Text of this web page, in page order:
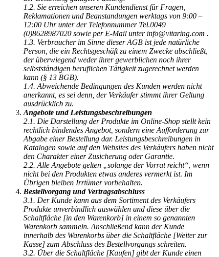
1.2. Sie erreichen unseren Kundendienst für Fragen,
Reklamationen und Beanstandungen werktags von 9:00 –
12:00 Uhr unter der Telefonnummer Tel.0049
(0)8628987020 sowie per E-Mail unter info@vitaring.com .
1.3. Verbraucher im Sinne dieser AGB ist jede natürliche
Person, die ein Rechtsgeschäft zu einem Zwecke abschließt,
der überwiegend weder ihrer gewerblichen noch ihrer
selbstständigen beruflichen Tätigkeit zugerechnet werden
kann (§ 13 BGB).
1.4. Abweichende Bedingungen des Kunden werden nicht
anerkannt, es sei denn, der Verkäufer stimmt ihrer Geltung
ausdrücklich zu.
Angebote und Leistungsbeschreibungen
2.1. Die Darstellung der Produkte im Online-Shop stellt kein
rechtlich bindendes Angebot, sondern eine Aufforderung zur
Abgabe einer Bestellung dar. Leistungsbeschreibungen in
Katalogen sowie auf den Websites des Verkäufers haben nicht
den Charakter einer Zusicherung oder Garantie.
2.2. Alle Angebote gelten „solange der Vorrat reicht“, wenn
nicht bei den Produkten etwas anderes vermerkt ist. Im
Übrigen bleiben Irrtümer vorbehalten.
Bestellvorgang und Vertragsabschluss
3.1. Der Kunde kann aus dem Sortiment des Verkäufers
Produkte unverbindlich auswählen und diese über die
Schaltfläche [in den Warenkorb] in einem so genannten
Warenkorb sammeln. Anschließend kann der Kunde
innerhalb des Warenkorbs über die Schaltfläche [Weiter zur
Kasse] zum Abschluss des Bestellvorgangs schreiten.
3.2. Über die Schaltfläche [Kaufen] gibt der Kunde einen